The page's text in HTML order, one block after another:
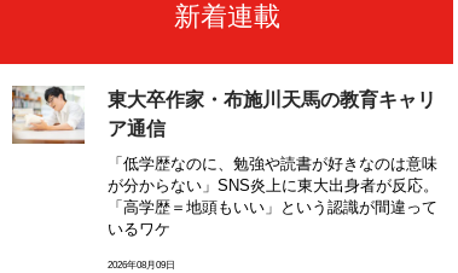
新着連載
東大卒作家・布施川天馬の教育キャリ
ア通信
「低学歴なのに、勉強や読書が好きなのは意味
が分からない」SNS炎上に東大出身者が反応。
「高学歴＝地頭もいい」という認識が間違って
いるワケ
2026年08月09日